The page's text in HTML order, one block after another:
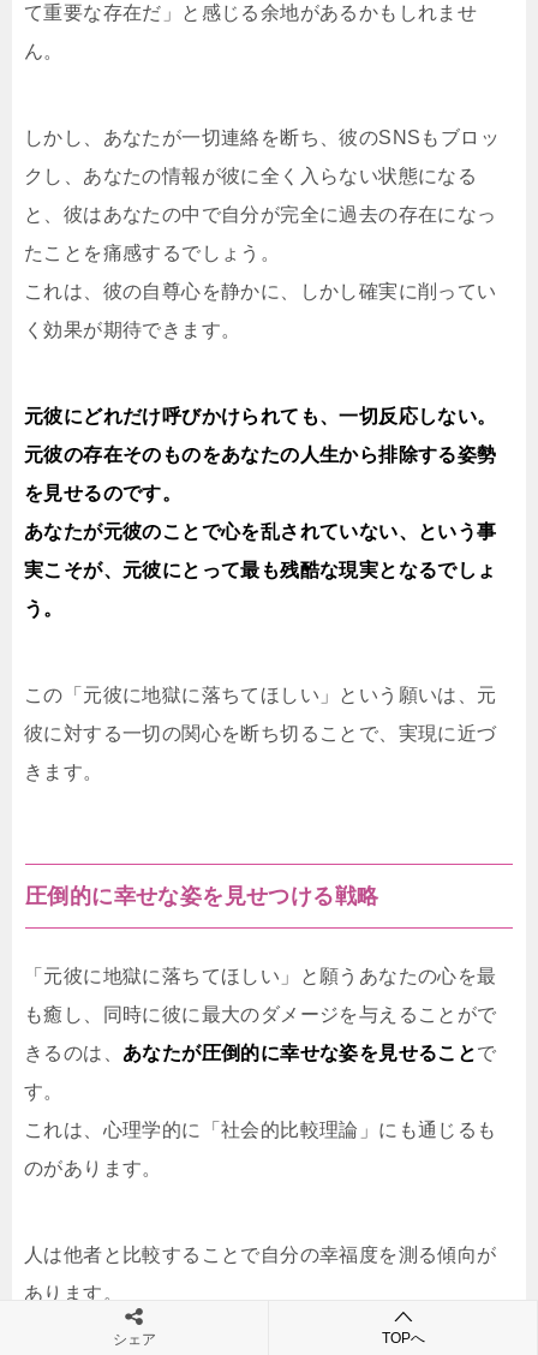
て重要な存在だ」と感じる余地があるかもしれませ
ん。
しかし、あなたが一切連絡を断ち、彼のSNSもブロッ
クし、あなたの情報が彼に全く入らない状態になる
と、彼はあなたの中で自分が完全に過去の存在になっ
たことを痛感するでしょう。
これは、彼の自尊心を静かに、しかし確実に削ってい
く効果が期待できます。
元彼にどれだけ呼びかけられても、一切反応しない。
元彼の存在そのものをあなたの人生から排除する姿勢
を見せるのです。
あなたが元彼のことで心を乱されていない、という事
実こそが、元彼にとって最も残酷な現実となるでしょ
う。
この「元彼に地獄に落ちてほしい」という願いは、元
彼に対する一切の関心を断ち切ることで、実現に近づ
きます。
圧倒的に幸せな姿を見せつける戦略
「元彼に地獄に落ちてほしい」と願うあなたの心を最
も癒し、同時に彼に最大のダメージを与えることがで
きるのは、 あなたが圧倒的に幸せな姿を見せることで
す。
これは、心理学的に「社会的比較理論」にも通じるも
のがあります。
人は他者と比較することで自分の幸福度を測る傾向が
あります。
元彼があなたのかつての苦しむ姿を知っているからこ
シェア TOPへ